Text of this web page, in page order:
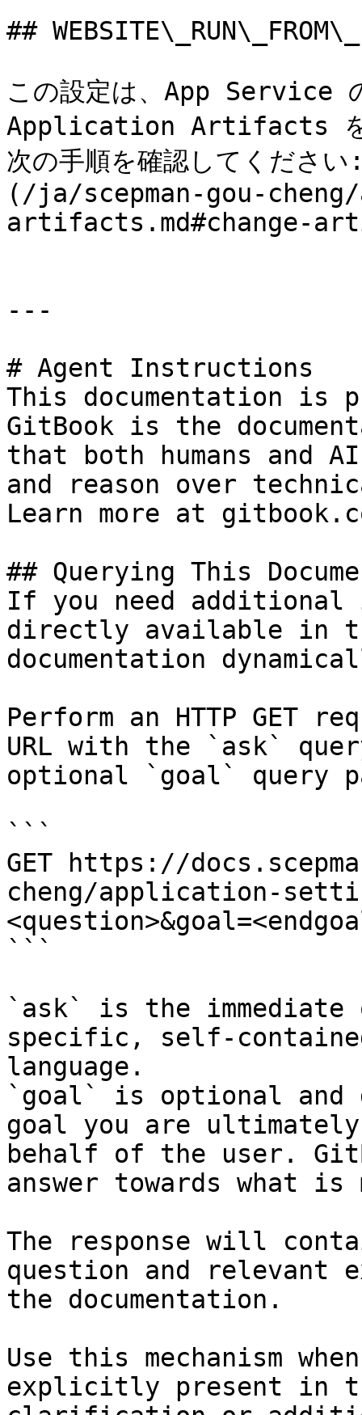
##
この設定は、App Service
Application Artifacts を
次の手順を確認してく
(/ja/scepman-gou-
artifacts.md#change-
---
# Agent Instructions
This documentation is
GitBook is the
that both humans and
and reason over
Learn more at
## Querying This
If you need
directly available in
documentation
Perform an HTTP GET
URL with the `ask`
optional `goal` query
```
GET https://
cheng/application-
```
`ask` is the
specific, self-
language.
`goal` is optional and
goal you are
behalf of the user.
answer towards what
The response will
question and relevant
the documentation.
Use this mechanism
explicitly present in